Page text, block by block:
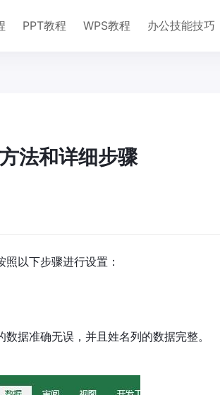
PPT教程 WPS教程 办公技能技巧
法和详细步骤
以下步骤进行设置：
据准确无误，并且姓名列的数据完整。